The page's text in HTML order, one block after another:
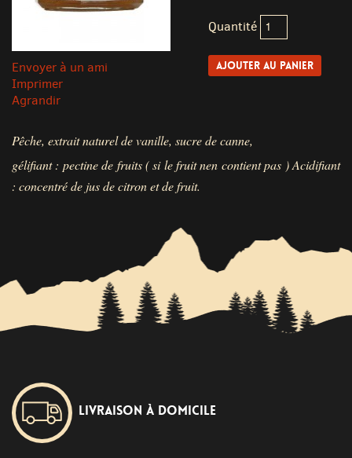
Envoyer à un ami
Imprimer
Agrandir
Quantité
Pêche, extrait naturel de vanille, sucre de canne,
gélifiant : pectine de fruits( si le fruit nen contient pas )Acidifiant
: concentré de jus de citron et de fruit.
Livraison à domicile